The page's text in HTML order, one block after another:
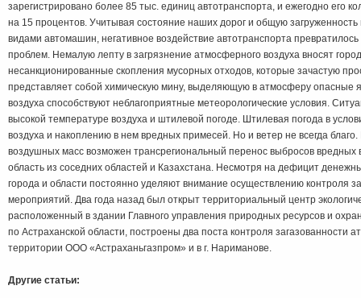
зарегистрировано более 85 тыс. единиц автотранспорта, и ежегодно его
на 15 процентов. Учитывая состояние наших дорог и общую загруженность
видами автомашин, негативное воздействие автотранспорта
проблем. Немалую лепту в загрязнение атмосферного воздуха вносят
несанкционированные скопления мусорных отходов, которые зачастую
представляет собой химическую мину, выделяющую в атмосферу опасные
воздуха способствуют неблагоприятные метеорологические условия.
высокой температуре воздуха и штилевой погоде. Штилевая погода в
воздуха и накоплению в нем вредных примесей. Но и ветер не всегда
воздушных масс возможен трансрегиональный перенос выбросов вредных
область из соседних областей и Казахстана. Несмотря на дефицит
города и области постоянно уделяют внимание осуществлению контроля
мероприятий. Два года назад был открыт территориальный центр
расположенный в здании Главного управления природных ресурсов и
по Астраханской области, построены два поста контроля загазованности
территории ООО «Астраханьгазпром» и в г. Нариманове.
Другие статьи: